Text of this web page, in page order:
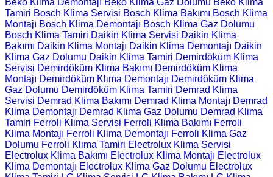
Tamiri Bosch Klima Servisi Bosch Klima Bakımı Bosch Klima
Montajı Bosch Klima Demontajı Bosch Klima Gaz Dolumu
Bosch Klima Tamiri Daikin Klima Servisi Daikin Klima
Bakımı Daikin Klima Montajı Daikin Klima Demontajı Daikin
Klima Gaz Dolumu Daikin Klima Tamiri Demirdöküm Klima
Servisi Demirdöküm Klima Bakımı Demirdöküm Klima
Montajı Demirdöküm Klima Demontajı Demirdöküm Klima
Gaz Dolumu Demirdöküm Klima Tamiri Demrad Klima
Servisi Demrad Klima Bakımı Demrad Klima Montajı Demrad
Klima Demontajı Demrad Klima Gaz Dolumu Demrad Klima
Tamiri Ferroli Klima Servisi Ferroli Klima Bakımı Ferroli
Klima Montajı Ferroli Klima Demontajı Ferroli Klima Gaz
Dolumu Ferroli Klima Tamiri Electrolux Klima Servisi
Electrolux Klima Bakımı Electrolux Klima Montajı Electrolux
Klima Demontajı Electrolux Klima Gaz Dolumu Electrolux